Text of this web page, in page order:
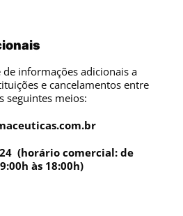
de informações adicionais a
e cancelamentos entre
seguintes meios:
(horário comercial: de
às 18:00h)